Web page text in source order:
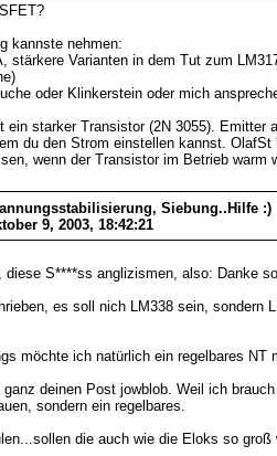
kannste nehmen:
stärkere Varianten in dem Tut zum
oder Klinkerstein oder mich
ein starker Transistor (2N 3055).
du den Strom einstellen kannst.
wenn der Transistor im Betrieb
Siebung..Hilfe :)
9, 2003, 18:42:21
S****ss anglizismen, also: Danke
es soll nich LM338 sein,
möchte ich natürlich ein regelbares
ganz deinen Post jowblob. Weil ich
sondern ein regelbares.
die auch wie die Eloks so